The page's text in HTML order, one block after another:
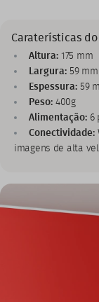
Caraterísticas
Altura: 175 mm
Largura: 59 mm
Espessura: 59
Peso: 400g
Alimentação: 6
Conectividade:
imagens de alta